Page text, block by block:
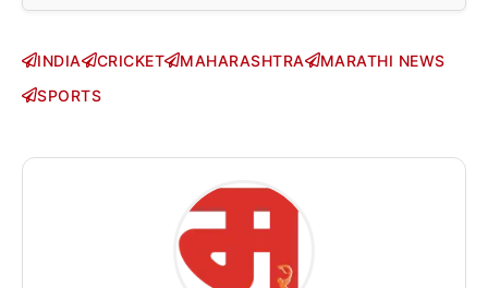
INDIA CRICKET MAHARASHTRA
MARATHI NEWS
SPORTS